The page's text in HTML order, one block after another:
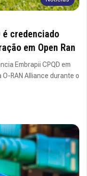
é credenciado
em Open Ran
Embrapii CPQD em
RAN Alliance durante o